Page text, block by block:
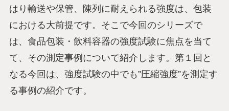
はり輸送や保管、陳列に耐えられる強度は、包装
における大前提です。そこで今回のシリーズで
は、食品包装・飲料容器の強度試験に焦点を当て
て、その測定事例について紹介します。第１回と
なる今回は、強度試験の中でも”圧縮強度”を測定す
る事例の紹介です。